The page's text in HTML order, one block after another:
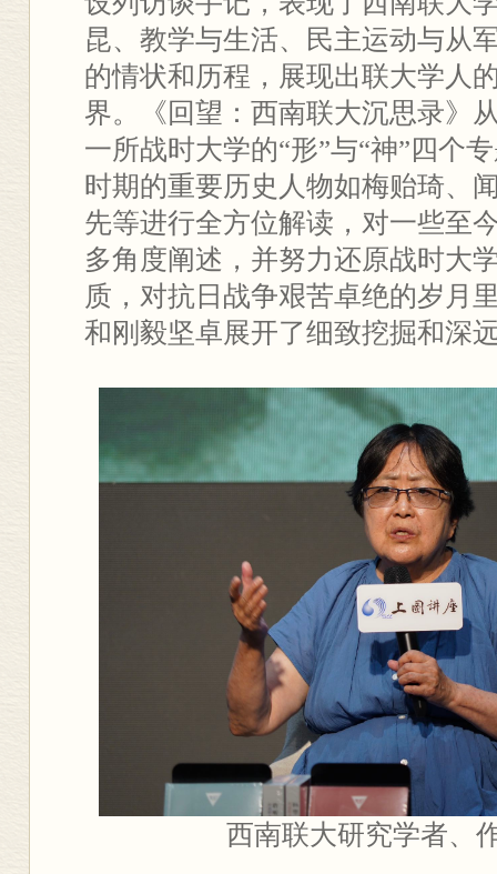
昆、教学与生活、民主运动与从
的情状和历程，展现出联大学人
界。《回望：西南联大沉思录》
一所战时大学的“形”与“神”四个
时期的重要历史人物如梅贻琦、
先等进行全方位解读，对一些至
多角度阐述，并努力还原战时大
质，对抗日战争艰苦卓绝的岁月
和刚毅坚卓展开了细致挖掘和深
西南联大研究学者、